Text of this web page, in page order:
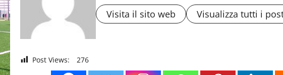
Visita il sito web Visualizza tutti i
Post Views: 276